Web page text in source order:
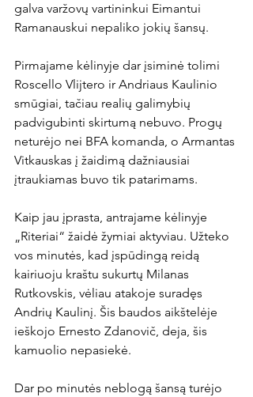
galva varžovų vartininkui Eimantui
Ramanauskui nepaliko jokių šansų.
Pirmajame kėlinyje dar įsiminė tolimi
Roscello Vlijtero ir Andriaus Kaulinio
smūgiai, tačiau realių galimybių
padvigubinti skirtumą nebuvo. Progų
neturėjo nei BFA komanda, o Armantas
Vitkauskas į žaidimą dažniausiai
įtraukiamas buvo tik patarimams.
Kaip jau įprasta, antrajame kėlinyje
„Riteriai“ žaidė žymiai aktyviau. Užteko
vos minutės, kad įspūdingą reidą
kairiuoju kraštu sukurtų Milanas
Rutkovskis, vėliau atakoje suradęs
Andrių Kaulinį. Šis baudos aikštelėje
ieškojo Ernesto Zdanovič, deja, šis
kamuolio nepasiekė.
Dar po minutės neblogą šansą turėjo